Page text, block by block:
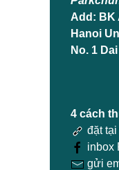
Add: BK
Hanoi
No. 1
4 cách
đặt
inbox
gửi